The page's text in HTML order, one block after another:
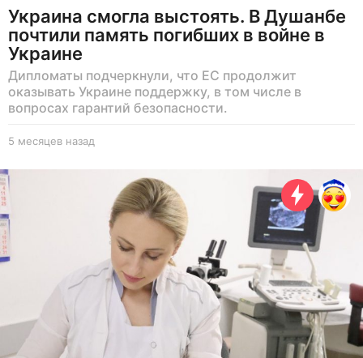
Украина смогла выстоять. В Душанбе
почтили память погибших в войне в
Украине
Дипломаты подчеркнули, что ЕС продолжит
оказывать Украине поддержку, в том числе в
вопросах гарантий безопасности.
5 месяцев назад
а